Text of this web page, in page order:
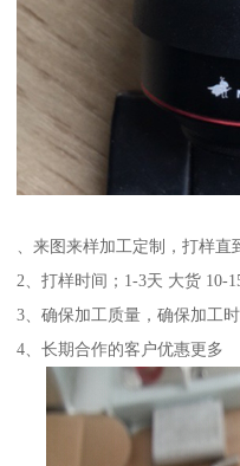
、来图来样加工定制，打样直
2、打样时间；1-3天 大货 10-
3、确保加工质量，确保加工
4、长期合作的客户优惠更多